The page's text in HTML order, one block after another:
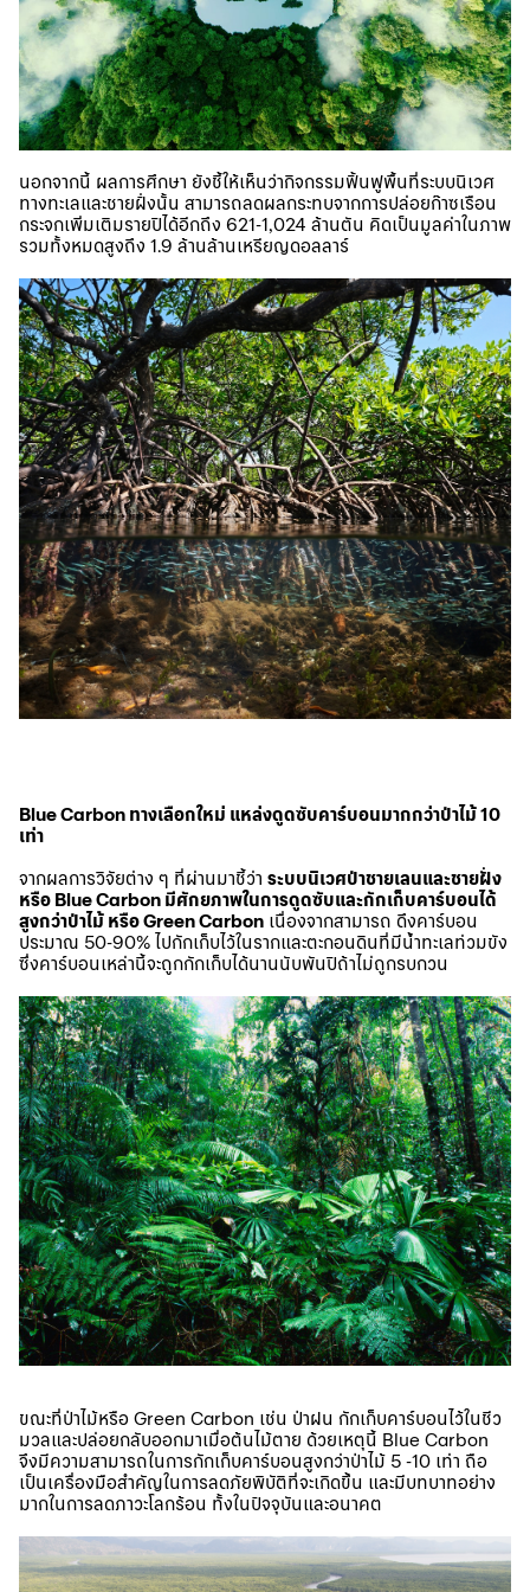
นอกจากนี้ ผลการศึกษา ยังชี้ให้เห็นว่ากิจกรรมฟื้นฟูพื้นที่ระบบนิเวศ
ทางทะเลและชายฝั่งนั้น สามารถลดผลกระทบจากการปล่อยก๊าซเรือน
กระจกเพิ่มเติมรายปีได้อีกถึง 621-1,024 ล้านตัน คิดเป็นมูลค่าในภาพ
รวมทั้งหมดสูงถึง 1.9 ล้านล้านเหรียญดอลลาร์
Blue Carbon ทางเลือกใหม่ แหล่งดูดซับคาร์บอนมากกว่าป่าไม้ 10
เท่า
จากผลการวิจัยต่าง ๆ ที่ผ่านมาชี้ว่า ระบบนิเวศป่าชายเลนและชายฝั่ง
หรือ Blue Carbon มีศักยภาพในการดูดซับและกักเก็บคาร์บอนได้
สูงกว่าป่าไม้ หรือ Green Carbon เนื่องจากสามารถ ดึงคาร์บอน
ประมาณ 50-90% ไปกักเก็บไว้ในรากและตะกอนดินที่มีน้ำทะเลท่วมขัง
ซึ่งคาร์บอนเหล่านี้จะถูกกักเก็บได้นานนับพันปีถ้าไม่ถูกรบกวน
ขณะที่ป่าไม้หรือ Green Carbon เช่น ป่าฝน กักเก็บคาร์บอนไว้ในชีว
มวลและปล่อยกลับออกมาเมื่อต้นไม้ตาย ด้วยเหตุนี้ Blue Carbon
จึงมีความสามารถในการกักเก็บคาร์บอนสูงกว่าป่าไม้ 5 -10 เท่า ถือ
เป็นเครื่องมือสำคัญในการลดภัยพิบัติที่จะเกิดขึ้น และมีบทบาทอย่าง
มากในการลดภาวะโลกร้อน ทั้งในปัจจุบันและอนาคต